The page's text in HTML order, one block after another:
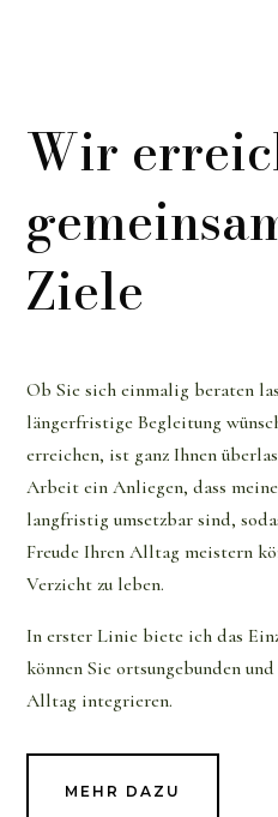
Wir
Ziele
Ob Sie sich einmalig beraten
längerfristige Begleitung
erreichen, ist ganz Ihnen
Arbeit ein Anliegen, dass
langfristig umsetzbar sind,
Freude Ihren Alltag meistern
Verzicht zu leben.
In erster Linie biete ich das
können Sie ortsungebunden
Alltag integrieren.
MEHR DAZU